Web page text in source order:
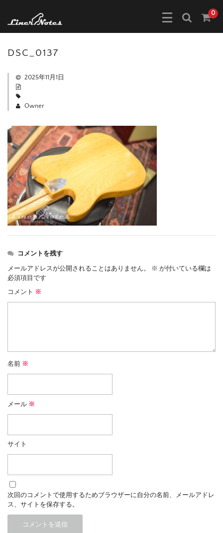
0
DSC_0137
2025年11月1日
Owner
コメントを残す
メールアドレスが公開されることはありません。 ※ が付いている欄は
必須項目です
コメント ※
名前 ※
メール ※
サイト
次回のコメントで使用するためブラウザーに自分の名前、メールアドレ
ス、サイトを保存する。